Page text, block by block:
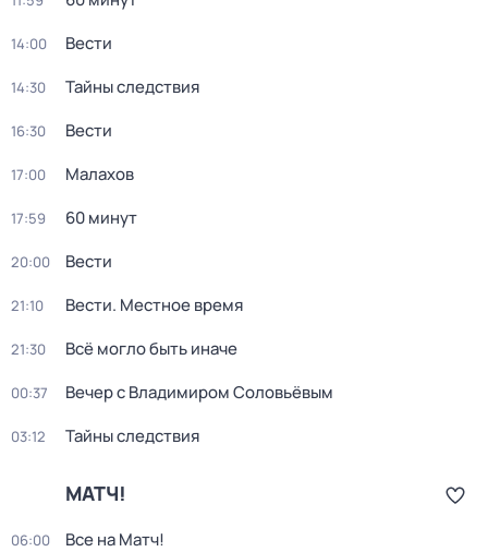
14:00 Вести
14:30 Тайны следствия
16:30 Вести
17:00 Малахов
17:59 60 минут
20:00 Вести
21:10 Вести. Местное время
21:30 Всё могло быть иначе
00:37 Вечер с Владимиром Соловьёвым
03:12 Тайны следствия
МАТЧ!
06:00 Все на Матч!